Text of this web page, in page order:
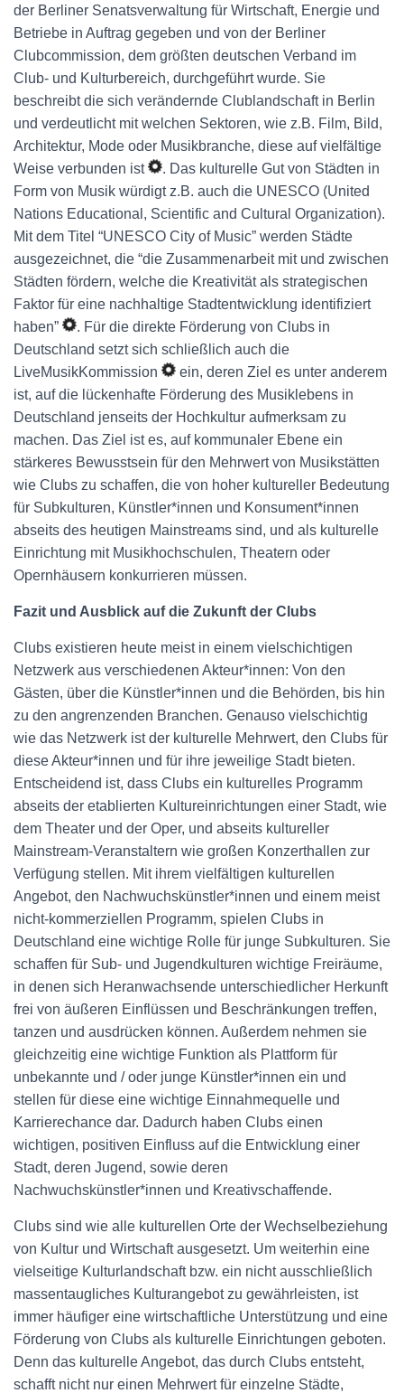
der Berliner Senatsverwaltung für Wirtschaft, Energie und
Betriebe in Auftrag gegeben und von der Berliner
Clubcommission, dem größten deutschen Verband im
Club- und Kulturbereich, durchgeführt wurde. Sie
beschreibt die sich verändernde Clublandschaft in Berlin
und verdeutlicht mit welchen Sektoren, wie z.B. Film, Bild,
Architektur, Mode oder Musikbranche, diese auf vielfältige
Weise verbunden ist
. Das kulturelle Gut von Städten in
Form von Musik würdigt z.B. auch die UNESCO (United
Nations Educational, Scientific and Cultural Organization).
Mit dem Titel “UNESCO City of Music” werden Städte
ausgezeichnet, die “die Zusammenarbeit mit und zwischen
Städten fördern, welche die Kreativität als strategischen
Faktor für eine nachhaltige Stadtentwicklung identifiziert
haben”
. Für die direkte Förderung von Clubs in
Deutschland setzt sich schließlich auch die
LiveMusikKommission
ein, deren Ziel es unter anderem
ist, auf die lückenhafte Förderung des Musiklebens in
Deutschland jenseits der Hochkultur aufmerksam zu
machen. Das Ziel ist es, auf kommunaler Ebene ein
stärkeres Bewusstsein für den Mehrwert von Musikstätten
wie Clubs zu schaffen, die von hoher kultureller Bedeutung
für Subkulturen, Künstler*innen und Konsument*innen
abseits des heutigen Mainstreams sind, und als kulturelle
Einrichtung mit Musikhochschulen, Theatern oder
Opernhäusern konkurrieren müssen.
Fazit und Ausblick auf die Zukunft der Clubs
Clubs existieren heute meist in einem vielschichtigen
Netzwerk aus verschiedenen Akteur*innen: Von den
Gästen, über die Künstler*innen und die Behörden, bis hin
zu den angrenzenden Branchen. Genauso vielschichtig
wie das Netzwerk ist der kulturelle Mehrwert, den Clubs für
diese Akteur*innen und für ihre jeweilige Stadt bieten.
Entscheidend ist, dass Clubs ein kulturelles Programm
abseits der etablierten Kultureinrichtungen einer Stadt, wie
dem Theater und der Oper, und abseits kultureller
Mainstream-Veranstaltern wie großen Konzerthallen zur
Verfügung stellen. Mit ihrem vielfältigen kulturellen
Angebot, den Nachwuchskünstler*innen und einem meist
nicht-kommerziellen Programm, spielen Clubs in
Deutschland eine wichtige Rolle für junge Subkulturen. Sie
schaffen für Sub- und Jugendkulturen wichtige Freiräume,
in denen sich Heranwachsende unterschiedlicher Herkunft
frei von äußeren Einflüssen und Beschränkungen treffen,
tanzen und ausdrücken können. Außerdem nehmen sie
gleichzeitig eine wichtige Funktion als Plattform für
unbekannte und / oder junge Künstler*innen ein und
stellen für diese eine wichtige Einnahmequelle und
Karrierechance dar. Dadurch haben Clubs einen
wichtigen, positiven Einfluss auf die Entwicklung einer
Stadt, deren Jugend, sowie deren
Nachwuchskünstler*innen und Kreativschaffende.
Clubs sind wie alle kulturellen Orte der Wechselbeziehung
von Kultur und Wirtschaft ausgesetzt. Um weiterhin eine
vielseitige Kulturlandschaft bzw. ein nicht ausschließlich
massentaugliches Kulturangebot zu gewährleisten, ist
immer häufiger eine wirtschaftliche Unterstützung und eine
Förderung von Clubs als kulturelle Einrichtungen geboten.
Denn das kulturelle Angebot, das durch Clubs entsteht,
schafft nicht nur einen Mehrwert für einzelne Städte,